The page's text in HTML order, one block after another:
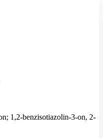
1,2-benzisotiazolin-3-on, 2-